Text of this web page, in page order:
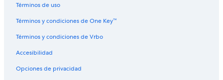
Términos de uso
Términos y condiciones de One Key™
Términos y condiciones de Vrbo
Accesibilidad
Opciones de privacidad